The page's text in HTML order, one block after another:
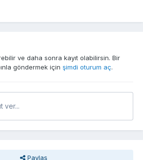
ve daha sonra kayıt olabilirsin. Bir
göndermek için şimdi oturum aç.
ver...
Paylaş